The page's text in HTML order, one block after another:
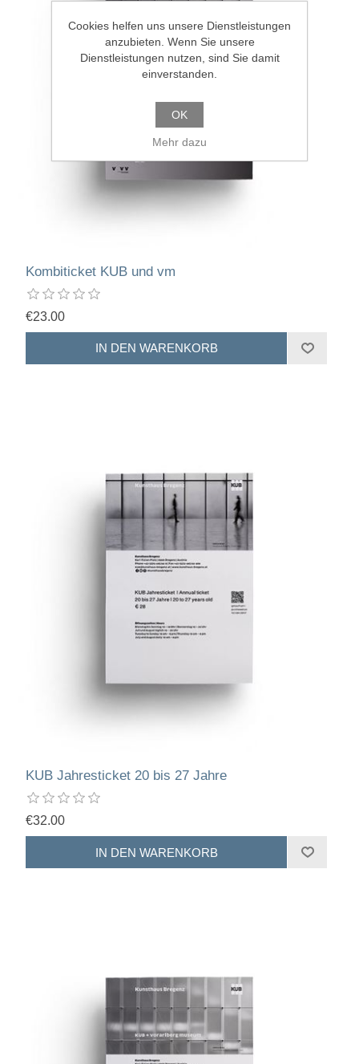
Kombiticket KUB und vm
€23.00
KUB Jahresticket 20 bis 27 Jahre
€32.00
Cookies helfen uns unsere Dienstleistungen
anzubieten. Wenn Sie unsere
Dienstleistungen nutzen, sind Sie damit
einverstanden.
OK
Mehr dazu